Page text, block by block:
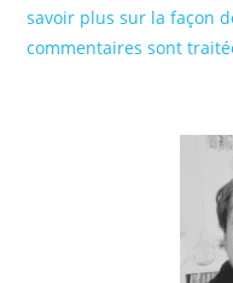
savoir plus sur la façon
commentaires sont